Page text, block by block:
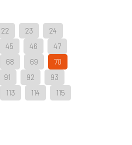
22 23
24
45 46
47
68 69
70
91 92
93
113 114
115